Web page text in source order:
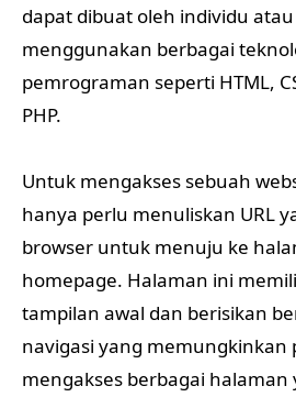
dapat dibuat oleh individu
menggunakan berbagai
pemrograman seperti HTML,
PHP.
Untuk mengakses sebuah
hanya perlu menuliskan URL
browser untuk menuju ke
homepage. Halaman ini
tampilan awal dan berisikan
navigasi yang
mengakses berbagai halaman